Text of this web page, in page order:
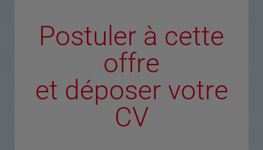
Postuler à cette
offre
et déposer votre
CV